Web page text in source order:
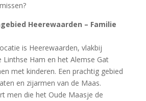
Heerewaarden – Familie
is Heerewaarden, vlakbij
Linthse Ham en het Alemse Gat
met kinderen. Een prachtig gebied
en zijarmen van de Maas.
men die het Oude Maasje de